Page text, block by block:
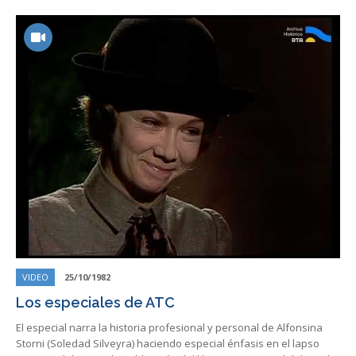
VIDEO 25/10/1982
Los especiales de ATC
El especial narra la historia profesional y personal de Alfonsina
Storni (Soledad Silveyra) haciendo especial énfasis en el lapso